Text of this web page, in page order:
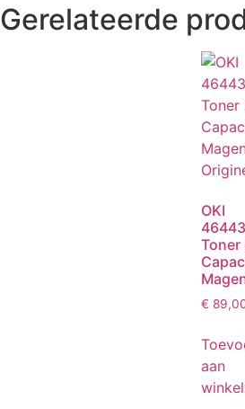
Gerelateerde
OKI
Toner
€
aan